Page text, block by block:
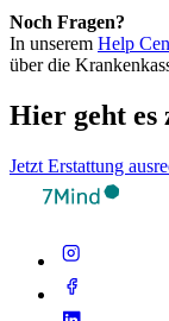
Noch Fragen?
In unserem Help
über die
Hier geht es
Jetzt Erstattung